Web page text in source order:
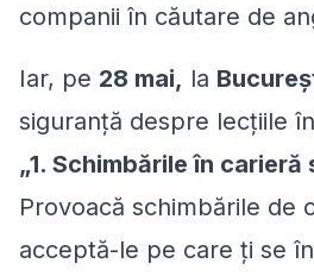
companii în căutare de
Iar, pe 28 mai, la
siguranţă despre lecţiile
„1. Schimbările în
Provoacă schimbările de
acceptă-le pe care ţi se